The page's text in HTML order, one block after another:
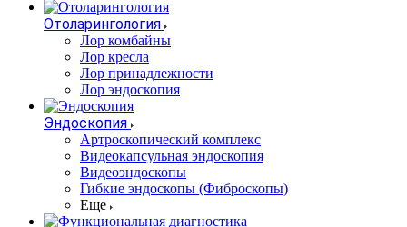
Отоларингология
Лор комбайны
Лор кресла
Лор принадлежности
Лор эндоскопия
Эндоскопия
Артроскопический комплекс
Видеокапсульная эндоскопия
Видеоэндоскопы
Гибкие эндоскопы (Фиброcкопы)
Еще